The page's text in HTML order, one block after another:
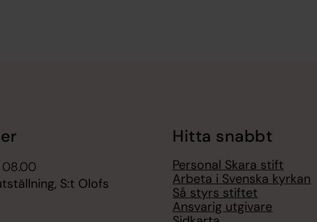
S:t Olofs
Hitta snabbt
Personal Skara stift
Arbeta i Svenska kyrkan
Så styrs stiftet
Ansvarig utgivare